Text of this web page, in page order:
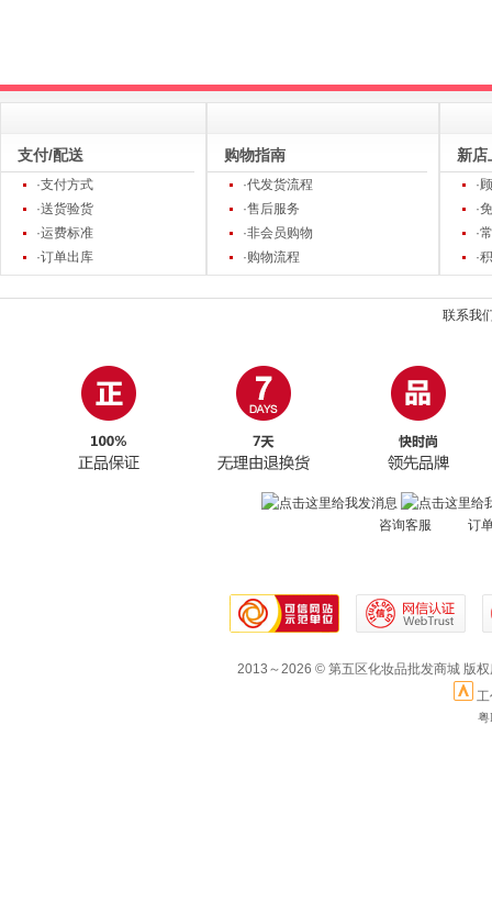
支付/配送
·支付方式
·送货验货
·运费标准
·订单出库
购物指南
·代发货流程
·售后服务
·非会员购物
·购物流程
新店
·
·
·
·
联系我
咨询客服 订
2013～2026 © 第五区化妆品批发商城 版
粤